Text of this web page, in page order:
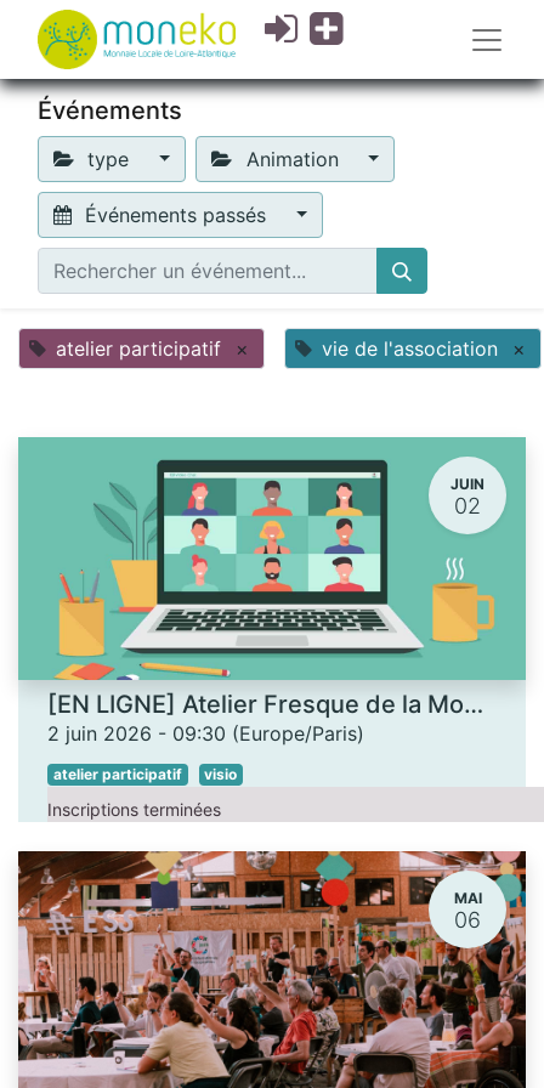
Événements
type Animation
Événements passés
atelier participatif × vie de l'association ×
JUIN
02
[EN LIGNE] Atelier Fresque de la Monnaie
2 juin 2026 - 09:30 (Europe/Paris)
atelier participatif visio
Inscriptions terminées
MAI
06